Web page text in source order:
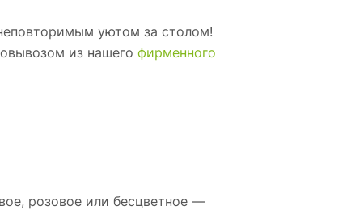
уютом за столом!
из нашего фирменного
розовое или бесцветное —